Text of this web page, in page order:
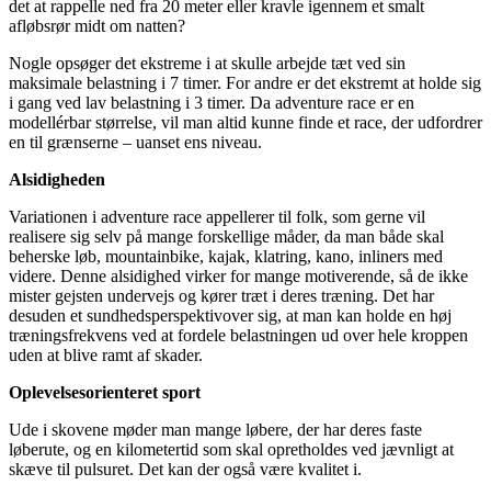
det at rappelle ned fra 20 meter eller kravle igennem et smalt
afløbsrør midt om natten?
Nogle opsøger det ekstreme i at skulle arbejde tæt ved sin
maksimale belastning i 7 timer. For andre er det ekstremt at holde sig
i gang ved lav belastning i 3 timer. Da adventure race er en
modellérbar størrelse, vil man altid kunne finde et race, der udfordrer
en til grænserne – uanset ens niveau.
Alsidigheden
Variationen i adventure race appellerer til folk, som gerne vil
realisere sig selv på mange forskellige måder, da man både skal
beherske løb, mountainbike, kajak, klatring, kano, inliners med
videre. Denne alsidighed virker for mange motiverende, så de ikke
mister gejsten undervejs og kører træt i deres træning. Det har
desuden et sundhedsperspektivover sig, at man kan holde en høj
træningsfrekvens ved at fordele belastningen ud over hele kroppen
uden at blive ramt af skader.
Oplevelsesorienteret sport
Ude i skovene møder man mange løbere, der har deres faste
løberute, og en kilometertid som skal opretholdes ved jævnligt at
skæve til pulsuret. Det kan der også være kvalitet i.